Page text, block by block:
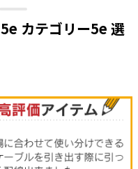
カテゴリー5e 選